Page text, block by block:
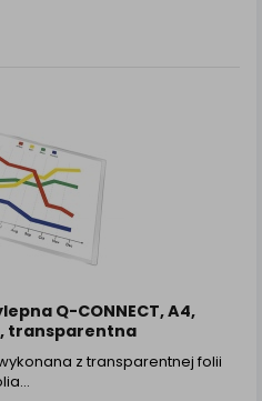
Q-CONNECT, A4,
transparentna
z transparentnej folii